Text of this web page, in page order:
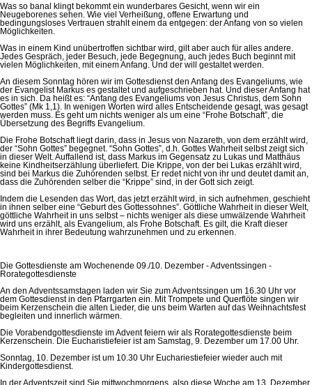
Was so banal klingt bekommt ein wunderbares Gesicht, wenn wir ein
Neugeborenes sehen. Wie viel Verheißung, offene Erwartung und
bedingungsloses Vertrauen strahlt einem da entgegen: der Anfang von so vielen
Möglichkeiten.
Was in einem Kind unübertroffen sichtbar wird, gilt aber auch für alles andere.
Jedes Gespräch, jeder Besuch, jede Begegnung, auch jedes Buch beginnt mit
vielen Möglichkeiten, mit einem Anfang. Und der will gestaltet werden.
An diesem Sonntag hören wir im Gottesdienst den Anfang des Evangeliums, wie
der Evangelist Markus es gestaltet und aufgeschrieben hat. Und dieser Anfang hat
es in sich. Da heißt es: “Anfang des Evangeliums von Jesus Christus, dem Sohn
Gottes” (Mk 1,1). In wenigen Worten wird alles Entscheidende gesagt, was gesagt
werden muss. Es geht um nichts weniger als um eine “Frohe Botschaft”, die
Übersetzung des Begriffs Evangelium.
Die Frohe Botschaft liegt darin, dass in Jesus von Nazareth, von dem erzählt wird,
der “Sohn Gottes” begegnet. “Sohn Gottes”, d.h. Gottes Wahrheit selbst zeigt sich
in dieser Welt. Auffallend ist, dass Markus im Gegensatz zu Lukas und Matthäus
keine Kindheitserzählung überliefert. Die Krippe, von der bei Lukas erzählt wird,
sind bei Markus die Zuhörenden selbst. Er redet nicht von ihr und deutet damit an,
dass die Zuhörenden selber die “Krippe” sind, in der Gott sich zeigt.
Indem die Lesenden das Wort, das jetzt erzählt wird, in sich aufnehmen, geschieht
in ihnen selber eine “Geburt des Gottessohnes”. Göttliche Wahrheit in dieser Welt,
göttliche Wahrheit in uns selbst – nichts weniger als diese umwälzende Wahrheit
wird uns erzählt, als Evangelium, als Frohe Botschaft. Es gilt, die Kraft dieser
Wahrheit in ihrer Bedeutung wahrzunehmen und zu erkennen.
Die Gottesdienste am Wochenende 09./10. Dezember - Adventssingen -
Rorategottesdienste
An den Adventssamstagen laden wir Sie zum Adventssingen um 16.30 Uhr vor
dem Gottesdienst in den Pfarrgarten ein. Mit Trompete und Querflöte singen wir
beim Kerzenschein die alten Lieder, die uns beim Warten auf das Weihnachtsfest
begleiten und innerlich wärmen.
Die Vorabendgottesdienste im Advent feiern wir als Rorategottesdienste beim
Kerzenschein. Die Eucharistiefeier ist am Samstag, 9. Dezember um 17.00 Uhr.
Sonntag, 10. Dezember ist um 10.30 Uhr Euchariestiefeier wieder auch mit
Kindergottesdienst.
In der Adventszeit sind Sie mittwochmorgens, also diese Woche am 13. Dezember,